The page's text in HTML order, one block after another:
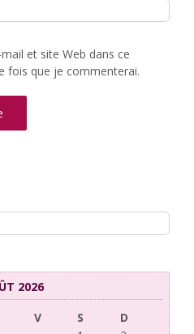
et site Web dans ce
fois que je commenterai.
2026
V S
D